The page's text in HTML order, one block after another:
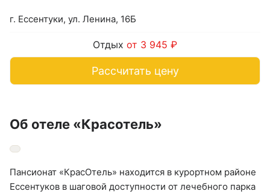
г. Ессентуки, ул. Ленина, 16Б
Отдых от 3 945 ₽
Рассчитать цену
Об отеле «Красотель»
Пансионат «КрасОтель» находится в курортном районе
Ессентуков в шаговой доступности от лечебного парка